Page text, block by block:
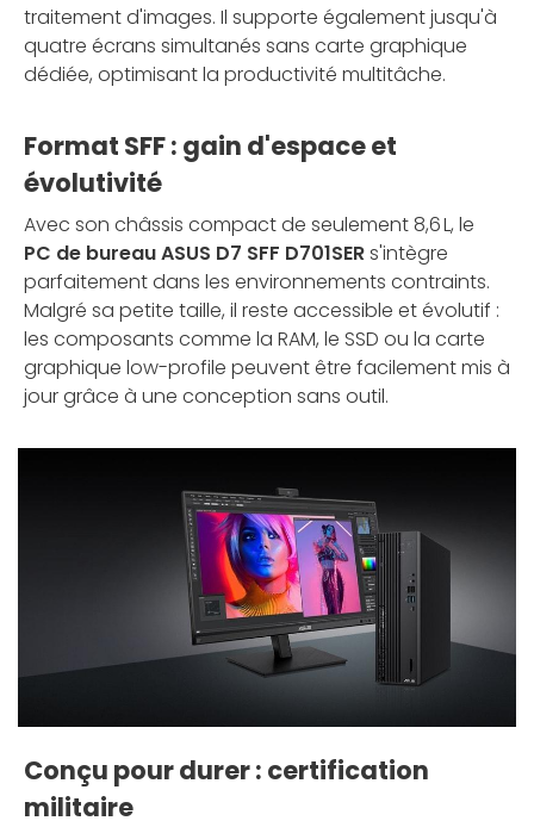
traitement d'images. Il supporte également jusqu'à
quatre écrans simultanés sans carte graphique
dédiée, optimisant la productivité multitâche.
Format SFF : gain d'espace et
évolutivité
Avec son châssis compact de seulement 8,6 L, le
PC de bureau ASUS D7 SFF D701SERs'intègre
parfaitement dans les environnements contraints.
Malgré sa petite taille, il reste accessible et évolutif :
les composants comme la RAM, le SSD ou la carte
graphique low-profile peuvent être facilement mis à
jour grâce à une conception sans outil.
Conçu pour durer : certification
militaire